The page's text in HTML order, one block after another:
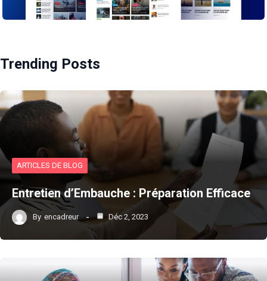
Trending Posts
ARTICLES DE BLOG
Entretien d’Embauche : Préparation Efficace
By encadreur Déc 2, 2023